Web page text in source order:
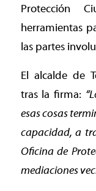
Protección
herramientas
las partes
El alcalde de
tras la firma:
esas cosas
capacidad, a
Oficina de
mediaciones